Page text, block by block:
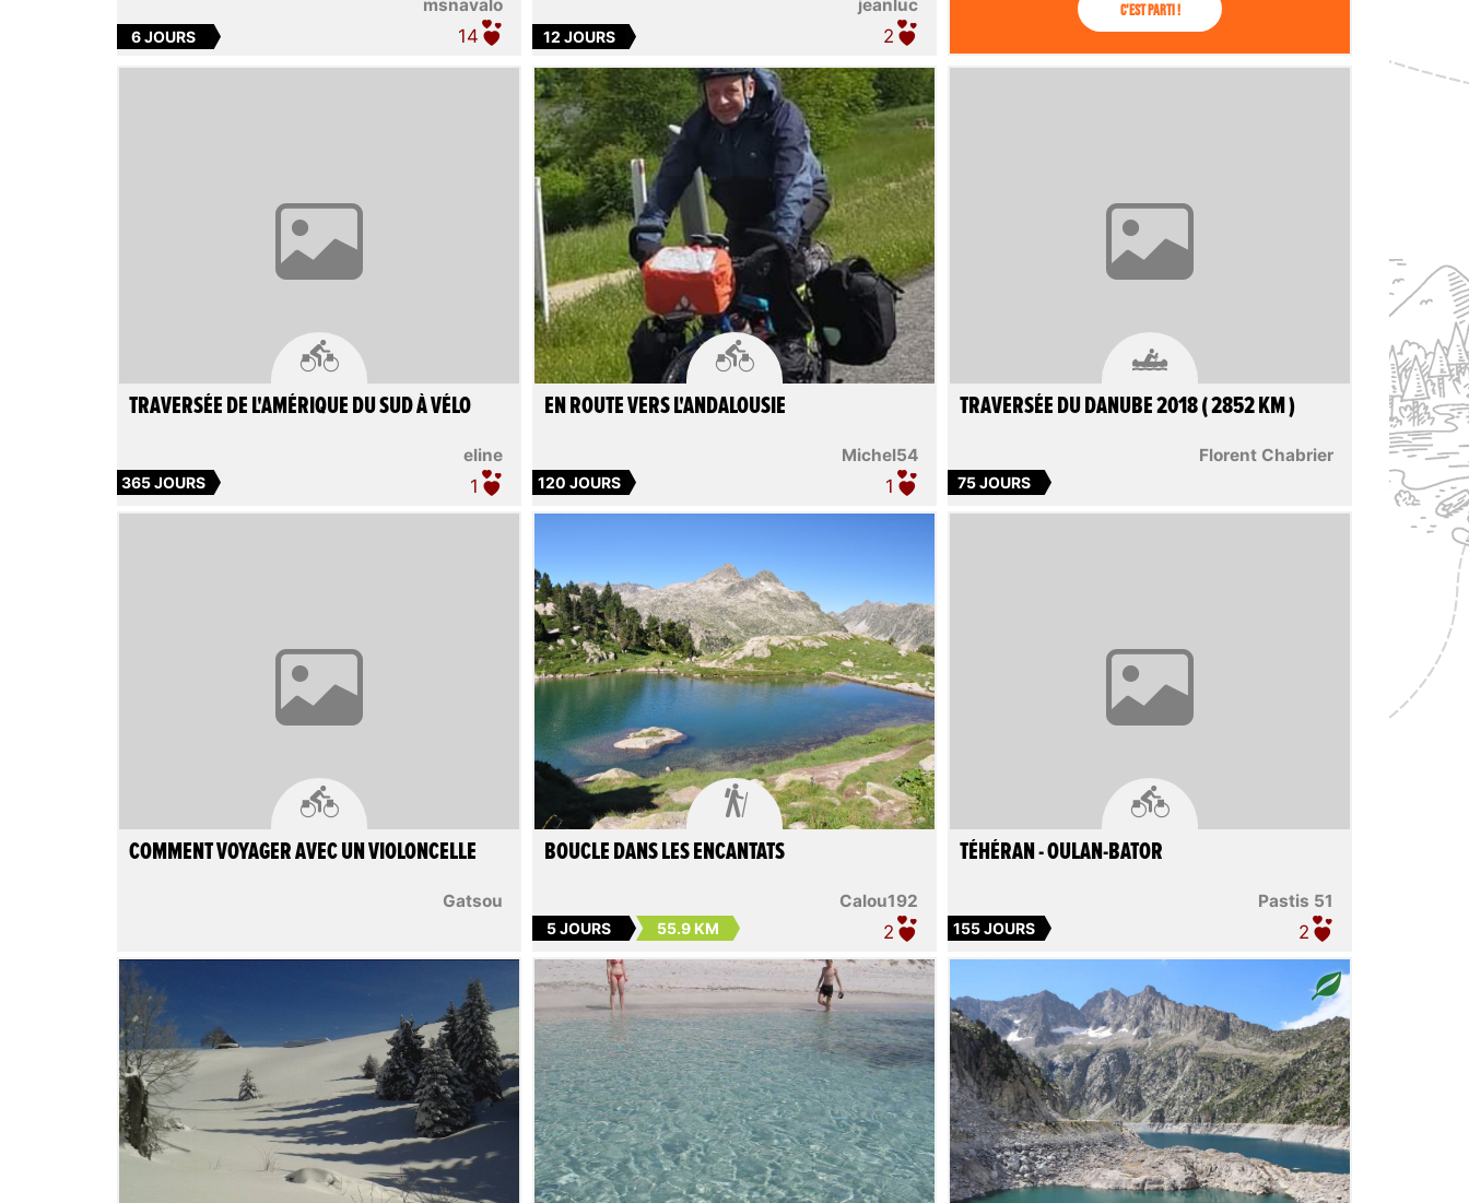
msnavalo
6 JOURS 14
jeanluc
12 JOURS 2
C'est parti !

eline
TRAVERSÉE DE L'AMÉRIQUE DU SUD À VÉLO
365 JOURS 1

Michel54
EN ROUTE VERS L'ANDALOUSIE
120 JOURS 1

Florent Chabrier
TRAVERSÉE DU DANUBE 2018 ( 2852 KM )
75 JOURS

Gatsou
COMMENT VOYAGER AVEC UN VIOLONCELLE

Calou192
BOUCLE DANS LES ENCANTATS
5 JOURS 55.9 KM 2

Pastis 51
TÉHÉRAN - OULAN-BATOR
155 JOURS 2